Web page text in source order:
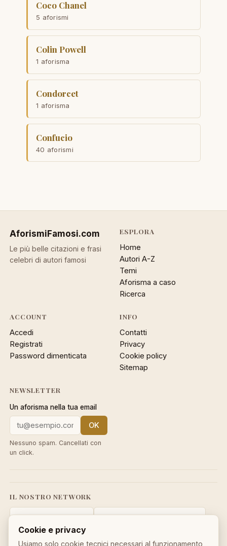
Coco Chanel
5 aforismi
Colin Powell
1 aforisma
Condorcet
1 aforisma
Confucio
40 aforismi
AforismiFamosi.com
Le più belle citazioni e frasi
celebri di autori famosi
ESPLORA
Home
Autori A-Z
Temi
Aforisma a caso
Ricerca
ACCOUNT
Accedi
Registrati
Password dimenticata
INFO
Contatti
Privacy
Cookie policy
Sitemap
NEWSLETTER
Un aforisma nella tua email
OK
Nessuno spam. Cancellati con
un click.
IL NOSTRO NETWORK
CalcioMercato.in DictionnaireMedical.com
Cookie e privacy
Usiamo solo cookie tecnici necessari al funzionamento